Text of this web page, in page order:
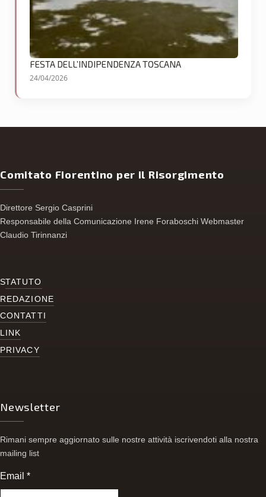
FESTA DELL’INDIPENDENZA TOSCANA
24/04/2026
Comitato Fiorentino per il Risorgimento
Direttore Sergio Casprini
Responsabile della Comunicazione Irene Foraboschi Webmaster
Claudio Tirinnanzi
STATUTO
REDAZIONE
CONTATTI
LINK
PRIVACY
Newsletter
Rimani sempre aggiornato sulle nostre attività iscrivendoti alla nostra
mailing list
Email*